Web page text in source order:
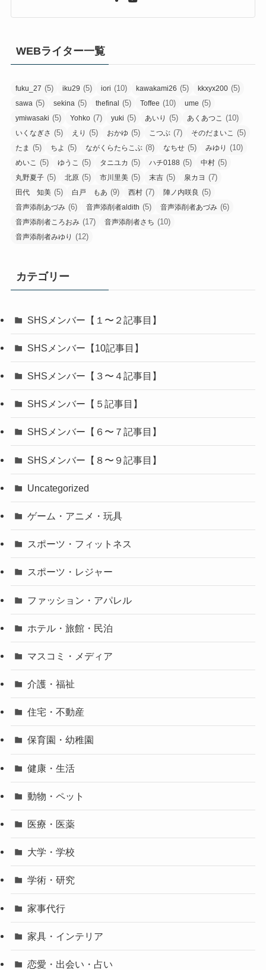
WEBライター一覧
fuku_27 (5) iku29 (5) iori (10) kawakami26 (5) kkxyx200 (5)
sawa (5) sekina (5) thefinal (5) Toffee (10) ume (5)
ymiwasaki (5) Yohko (7) yuki (5) あいり (5) あくあつこ (10)
いくなぎさ (5) えり (5) おかゆ (5) こつぶ (7) そのだまいこ (5)
たま (5) ちよ (5) ながくらたらこぶ (8) なちせ (5) みゆり (10)
めいこ (5) ゆうこ (5) タニユカ (5) ハチ0188 (5) 中村 (5)
丸野夏子 (5) 北原 (5) 市川里美 (5) 末吉 (5) 泉カヨ (7)
田代 知美 (5) 白戸 もあ (9) 西村 (7) 陣ノ内咲良 (5)
音声添削あづみ (6) 音声添削者aldith (5) 音声添削者あづみ (6)
音声添削者ころおみ (17) 音声添削者さち (10)
音声添削者みゆり (12)
カテゴリー
SHSメンバー【１〜２記事目】
SHSメンバー【10記事目】
SHSメンバー【３〜４記事目】
SHSメンバー【５記事目】
SHSメンバー【６〜７記事目】
SHSメンバー【８〜９記事目】
Uncategorized
ゲーム・アニメ・玩具
スポーツ・フィットネス
スポーツ・レジャー
ファッション・アパレル
ホテル・旅館・民泊
マスコミ・メディア
介護・福祉
住宅・不動産
保育園・幼稚園
健康・生活
動物・ペット
医療・医薬
大学・学校
学術・研究
家事代行
家具・インテリア
恋愛・出会い・占い